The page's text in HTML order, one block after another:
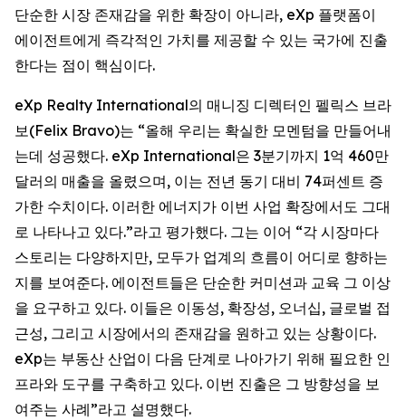
단순한 시장 존재감을 위한 확장이 아니라, eXp 플랫폼이
에이전트에게 즉각적인 가치를 제공할 수 있는 국가에 진출
한다는 점이 핵심이다.
eXp Realty International의 매니징 디렉터인 펠릭스 브라
보(Felix Bravo)는 “올해 우리는 확실한 모멘텀을 만들어내
는데 성공했다. eXp International은 3분기까지 1억 460만
달러의 매출을 올렸으며, 이는 전년 동기 대비 74퍼센트 증
가한 수치이다. 이러한 에너지가 이번 사업 확장에서도 그대
로 나타나고 있다.”라고 평가했다. 그는 이어 “각 시장마다
스토리는 다양하지만, 모두가 업계의 흐름이 어디로 향하는
지를 보여준다. 에이전트들은 단순한 커미션과 교육 그 이상
을 요구하고 있다. 이들은 이동성, 확장성, 오너십, 글로벌 접
근성, 그리고 시장에서의 존재감을 원하고 있는 상황이다.
eXp는 부동산 산업이 다음 단계로 나아가기 위해 필요한 인
프라와 도구를 구축하고 있다. 이번 진출은 그 방향성을 보
여주는 사례”라고 설명했다.